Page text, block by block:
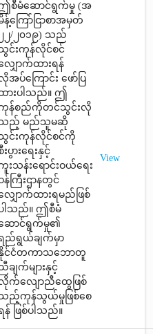
စီမံဆောင်ရွက်မှု (အ
န့်ကြော်ငြာစာအမှတ်
၂၂/၂၀၁၉) သည်
င်းကုန်လိုင်စင်
ျှောက်ထားရန်
အပ်ကြောင်း ဖော်ပြ
ားပါသည်။ ဤ
န်စည်ကိုတင်သွင်းလို
ည့် မည်သူမဆို
င်းကုန်လိုင်စင်ကို
းပွားရေးနှင့်
းသန်းရောင်းဝယ်ရေး
န်ကြီးဌာနတွင်
ျှောက်ထားရမည်ဖြစ်
ါသည်။ ဤစီမံ
ောင်ရွက်မှု၏
ည်ရွယ်ချက်မှာ
င်ငံတကာသဘောတူ
ချက်များနှင့်
က်လျောညီထွေဖြစ်
ည့်ကုန်သွယ်မှုဖြစ်စေ
န် ဖြစ်ပါသည်။
View